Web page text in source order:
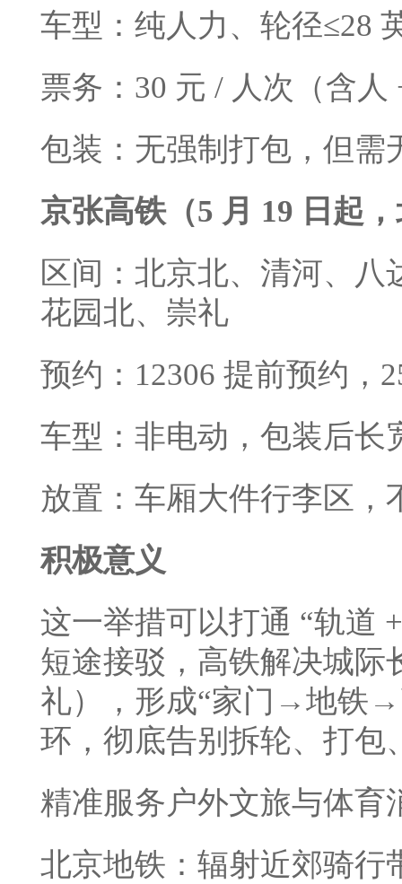
车型：纯人力、轮径≤28
票务：30 元 / 人次（含
包装：无强制打包，但需
京张高铁（5 月 19 日起
区间：北京北、清河、
花园北、崇礼
预约：12306 提前预约，
车型：非电动，包装后长
放置：车厢大件行李区，
积极意义
这一举措可以打通 “轨道
短途接驳，高铁解决城
礼），形成“家门→地铁
环，彻底告别拆轮、打包
精准服务户外文旅与体育
北京地铁：辐射近郊骑行